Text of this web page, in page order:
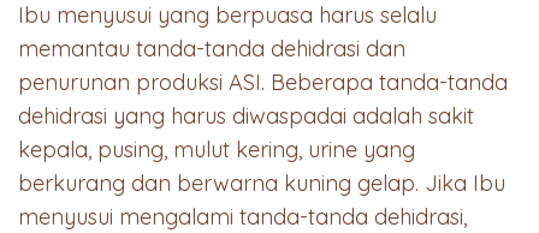
Ibu menyusui yang berpuasa harus selalu
memantau tanda-tanda dehidrasi dan
penurunan produksi ASI. Beberapa tanda-tanda
dehidrasi yang harus diwaspadai adalah sakit
kepala, pusing, mulut kering, urine yang
berkurang dan berwarna kuning gelap. Jika Ibu
menyusui mengalami tanda-tanda dehidrasi,